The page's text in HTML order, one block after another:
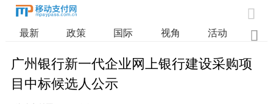

最新 政策 国际 视角 活动 业

广州银行新一代企业网上银行建设采购项
目中标候选人公示